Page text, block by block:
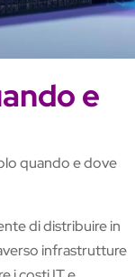
e
quando e dove
di distribuire in
infrastrutture